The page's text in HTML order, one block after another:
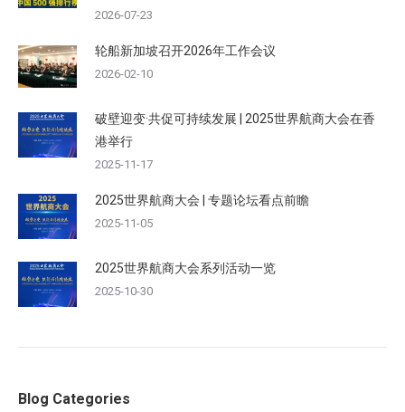
2026-07-23
轮船新加坡召开2026年工作会议
2026-02-10
破壁迎变·共促可持续发展 | 2025世界航商大会在香
港举行
2025-11-17
2025世界航商大会 | 专题论坛看点前瞻
2025-11-05
2025世界航商大会系列活动一览
2025-10-30
Blog Categories